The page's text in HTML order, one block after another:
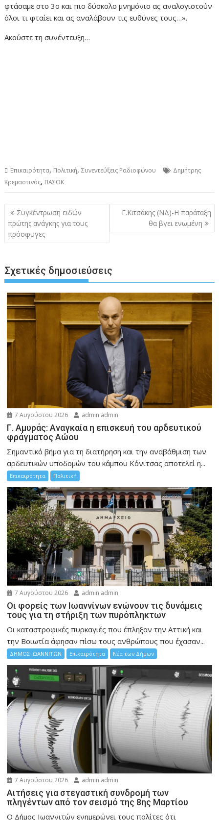
φτάσαμε στο 3ο και πιο δύσκολο μνημόνιο ας αναλογιστούν
όλοι τι φταίει και ας αναλάβουν τις ευθύνες τους…».
Ακούστε τη συνέντευξη…
Επικαιρότητα, Πολιτική,Συνεντεύξεις Ραδιοφώνου
Δημήτρης
Κρεμαστινός, ΠΑΣΟΚ
Πλοήγηση
άρθρων
Συγκέντρωση ειδών
πρώτης ανάγκης για τους
πρόσφυγες
Γ.Κιτσάκης (ΝΔ)-Η παράταξη
θα βγει ενωμένη
Σχετικές δημοσιεύσεις
7 Αυγούστου 2026 admin admin
Γ. Αμυράς: Αναγκαία η επισκευή του αρδευτικού
φράγματος Αώου
Σημαντικό βήμα για τη διατήρηση και την αναβάθμιση των
αρδευτικών υποδομών του κάμπου Κόνιτσας αποτελεί η...
Επικαιρότητα Πολιτική
7 Αυγούστου 2026 admin admin
Οι φορείς των Ιωαννίνων ενώνουν τις δυνάμεις
τους για τη στήριξη των πυρόπληκτων
Οι καταστροφικές πυρκαγιές που έπληξαν την Αττική και
την Bοιωτία άφησαν πίσω τους ανθρώπους που έχασαν...
ΔΗΜΟΣ ΙΩΑΝΝΙΤΩΝ Επικαιρότητα Νέα των Δήμων
7 Αυγούστου 2026 admin admin
Αιτήσεις για στεγαστική συνδρομή των
πληγέντων από τον σεισμό της 8ης Μαρτίου
Ο Δήμος Ιωαννιτών ενημερώνει τους πολίτες ότι